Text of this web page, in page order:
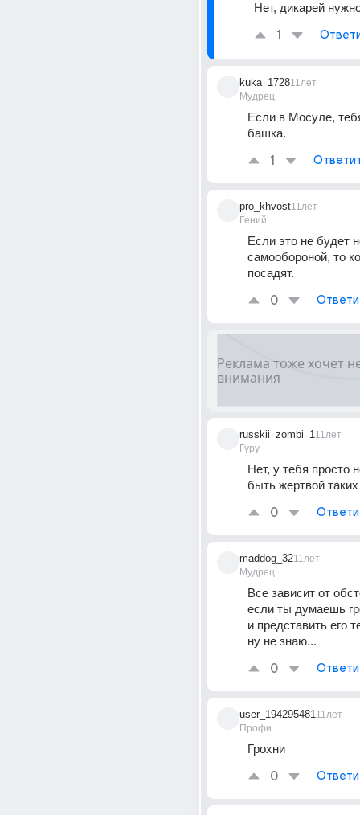
Нет, дикарей
1
kuka_1728
Мудрец
11лет
Если в Мосуле,
башка.
1
pro_khvost
Гений
11лет
Если это не будет
самообороной, то
посадят.
0
russkii_zombi_1
Гуру
11лет
Нет, у тебя просто
быть жертвой
0
maddog_32
Мудрец
11лет
Все зависит от
если ты думаешь
и представить его
ну не знаю...
0
user_194295481
Профи
11лет
Грохни
0